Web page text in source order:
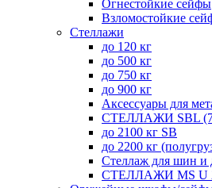
Огнестойкие сейфы
Взломостойкие
Стеллажи
до 120 кг
до 500 кг
до 750 кг
до 900 кг
Аксессуары для
СТЕЛЛАЖИ SBL
до 2100 кг SB
до 2200 кг
Стеллаж для шин и
СТЕЛЛАЖИ MS U